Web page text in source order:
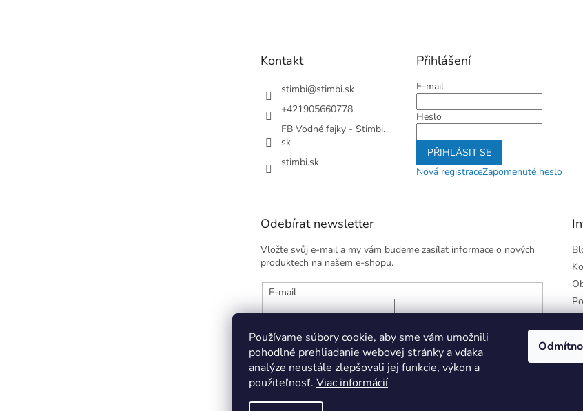
Používame súbory cookie, aby sme vám umožnili
pohodlné prehliadanie webovej stránky a vďaka
analýze neustále zlepšovali jej funkcie, výkon a
použiteľnosť. Viac informácií
Kontakt
stimbi@stimbi.sk
+421905660778
FB Vodné fajky - Stimbi.
sk
stimbi.sk
Přihlášení
E-mail
Heslo
PŘIHLÁSIT SE
Nová registraceZapomenuté heslo
Odebírat newsletter
Vložte svůj e-mail a my vám budeme zasílat informace o nových
produktech na našem e-shopu.
E-mail
údajov
PŘIHLÁSIT SE